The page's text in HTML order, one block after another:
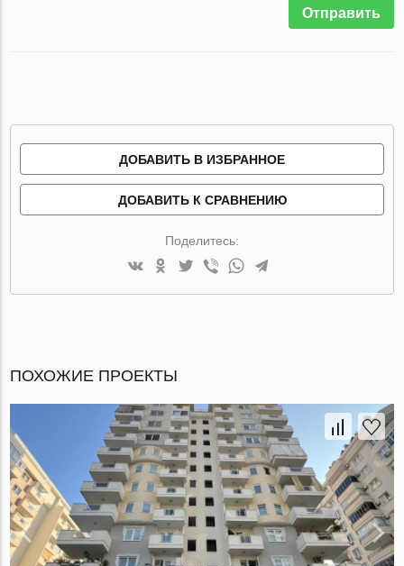
Отправить
ДОБАВИТЬ В ИЗБРАННОЕ
ДОБАВИТЬ К СРАВНЕНИЮ
Поделитесь:
ПОХОЖИЕ ПРОЕКТЫ